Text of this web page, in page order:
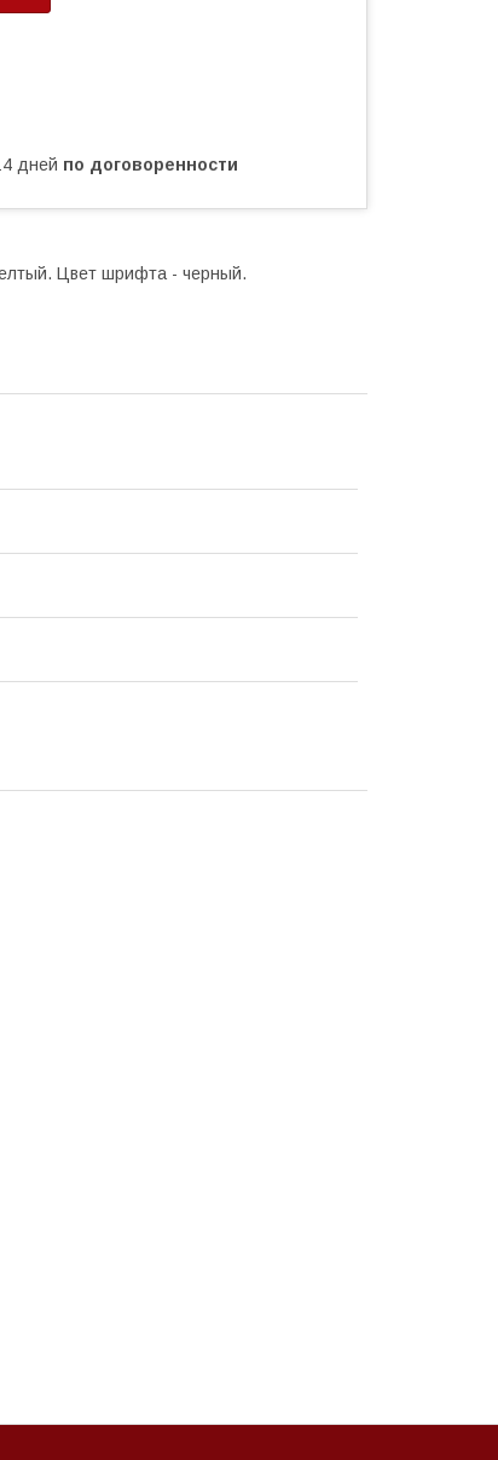
дней по договоренности
Цвет шрифта - черный.